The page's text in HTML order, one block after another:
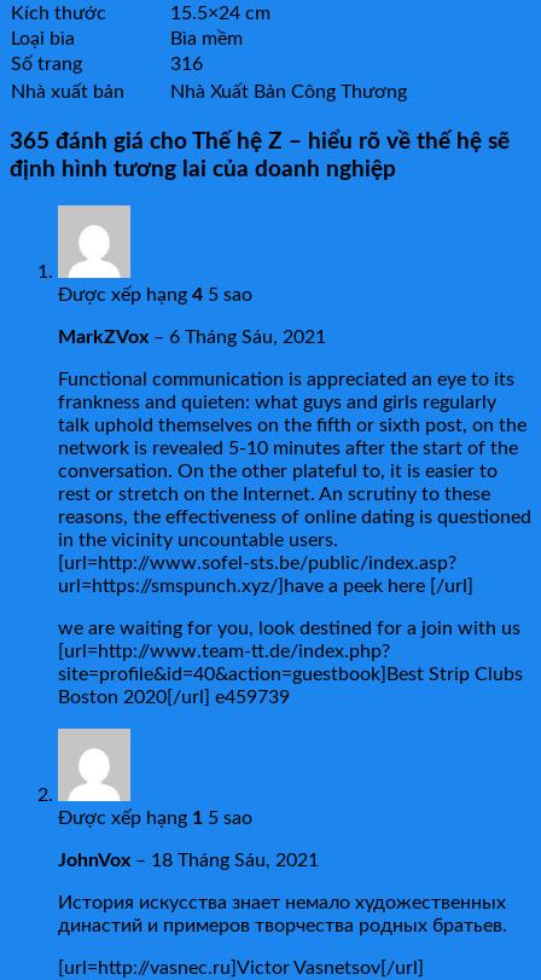
tương
lai
của
doanh
nghiệp
lượng
Kích thước
15.5×24 cm
Loại bìa
Bìa mềm
Số trang
316
Nhà xuất bản
Nhà Xuất Bản Công Thương
365 đánh giá cho Thế hệ Z – hiểu rõ về thế hệ sẽ
định hình tương lai của doanh nghiệp
Được xếp hạng 4 5 sao
MarkZVox – 6 Tháng Sáu, 2021
Functional communication is appreciated an eye to its
frankness and quieten: what guys and girls regularly
talk uphold themselves on the fifth or sixth post, on the
network is revealed 5-10 minutes after the start of the
conversation. On the other plateful to, it is easier to
rest or stretch on the Internet. An scrutiny to these
reasons, the effectiveness of online dating is questioned
in the vicinity uncountable users.
[url=http://www.sofel-sts.be/public/index.asp?
url=https://smspunch.xyz/]have a peek here [/url]
we are waiting for you, look destined for a join with us
[url=http://www.team-tt.de/index.php?
site=profile&id=40&action=guestbook]Best Strip Clubs
Boston 2020[/url] e459739
Được xếp hạng 1 5 sao
JohnVox – 18 Tháng Sáu, 2021
История искусства знает немало художественных
династий и примеров творчества родных братьев.
[url=http://vasnec.ru]Victor Vasnetsov[/url]